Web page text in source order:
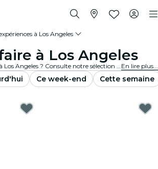
à Los Angeles
à Los Angeles
Tu ne sais pas quoi faire à Los Angeles ? Consulte notre sélection et découvre les meilleures expériences et activités actuellement disponibles dans la ville. En lire plus...
Ce week-end
Cette semaine